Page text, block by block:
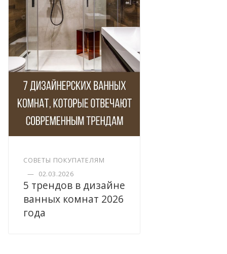
СОВЕТЫ ПОКУПАТЕЛЯМ
— 02.03.2026
5 трендов в дизайне
ванных комнат 2026
года